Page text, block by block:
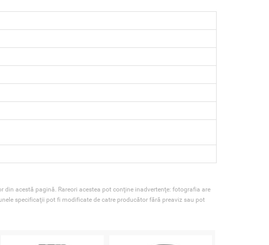
acestă pagină. Rareori acestea pot conţine inadvertenţe: fotografia are
specificaţii pot fi modificate de catre producător fără preaviz sau pot